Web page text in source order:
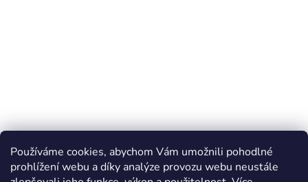
Používáme cookies, abychom Vám umožnili pohodlné
prohlížení webu a díky analýze provozu webu neustále